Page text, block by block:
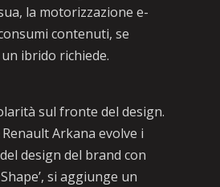
la motorizzazione e-
contenuti, se
ibrido richiede.
sul fronte del design.
Arkana evolve i
design del brand con
si aggiunge un